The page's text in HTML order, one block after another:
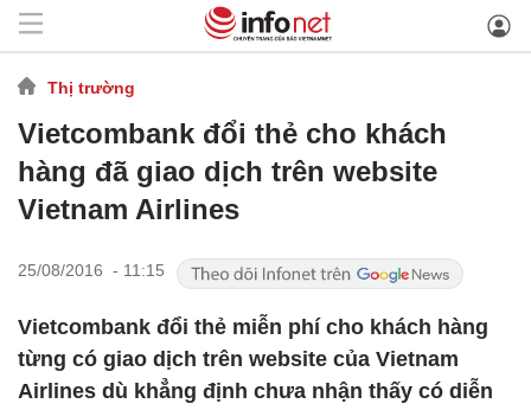
Thị trường
Vietcombank đổi thẻ cho khách
hàng đã giao dịch trên website
Vietnam Airlines
25/08/2016 - 11:15
Vietcombank đổi thẻ miễn phí cho khách hàng
từng có giao dịch trên website của Vietnam
Airlines dù khẳng định chưa nhận thấy có diễn